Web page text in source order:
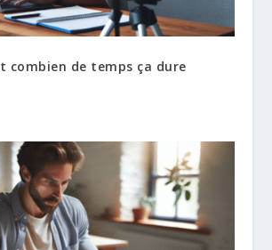
combien de temps ça dure